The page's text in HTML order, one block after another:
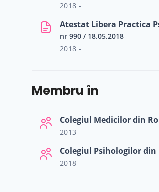
2018 -
Atestat Libera Practica
nr 990 / 18.05.2018
2018 -
Membru în
Colegiul Medicilor din
2013
Colegiul Psihologilor din
2018